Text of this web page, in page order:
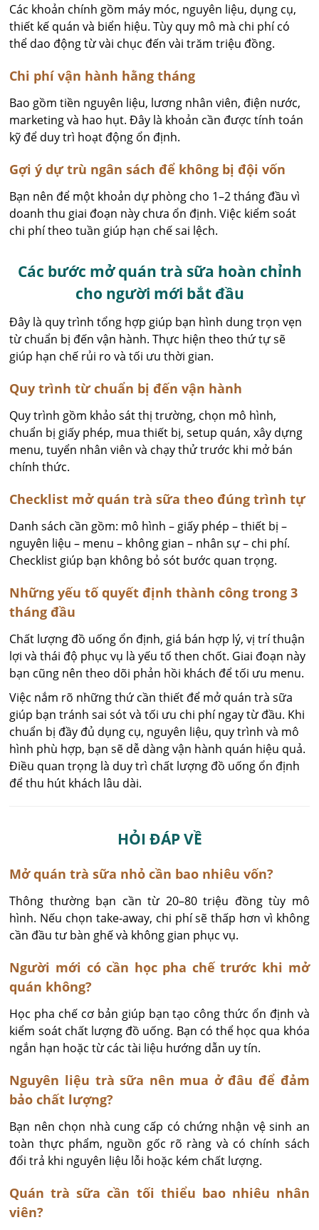
Các khoản chính gồm máy móc, nguyên liệu, dụng cụ,
thiết kế quán và biển hiệu. Tùy quy mô mà chi phí có
thể dao động từ vài chục đến vài trăm triệu đồng.
Chi phí vận hành hằng tháng
Bao gồm tiền nguyên liệu, lương nhân viên, điện nước,
marketing và hao hụt. Đây là khoản cần được tính toán
kỹ để duy trì hoạt động ổn định.
Gợi ý dự trù ngân sách để không bị đội vốn
Bạn nên để một khoản dự phòng cho 1–2 tháng đầu vì
doanh thu giai đoạn này chưa ổn định. Việc kiểm soát
chi phí theo tuần giúp hạn chế sai lệch.
Các bước mở quán trà sữa hoàn chỉnh
cho người mới bắt đầu
Đây là quy trình tổng hợp giúp bạn hình dung trọn vẹn
từ chuẩn bị đến vận hành. Thực hiện theo thứ tự sẽ
giúp hạn chế rủi ro và tối ưu thời gian.
Quy trình từ chuẩn bị đến vận hành
Quy trình gồm khảo sát thị trường, chọn mô hình,
chuẩn bị giấy phép, mua thiết bị, setup quán, xây dựng
menu, tuyển nhân viên và chạy thử trước khi mở bán
chính thức.
Checklist mở quán trà sữa theo đúng trình tự
Danh sách cần gồm: mô hình – giấy phép – thiết bị –
nguyên liệu – menu – không gian – nhân sự – chi phí.
Checklist giúp bạn không bỏ sót bước quan trọng.
Những yếu tố quyết định thành công trong 3
tháng đầu
Chất lượng đồ uống ổn định, giá bán hợp lý, vị trí thuận
lợi và thái độ phục vụ là yếu tố then chốt. Giai đoạn này
bạn cũng nên theo dõi phản hồi khách để tối ưu menu.
Việc nắm rõ những thứ cần thiết để mở quán trà sữa
giúp bạn tránh sai sót và tối ưu chi phí ngay từ đầu. Khi
chuẩn bị đầy đủ dụng cụ, nguyên liệu, quy trình và mô
hình phù hợp, bạn sẽ dễ dàng vận hành quán hiệu quả.
Điều quan trọng là duy trì chất lượng đồ uống ổn định
để thu hút khách lâu dài.
HỎI ĐÁP VỀ
Mở quán trà sữa nhỏ cần bao nhiêu vốn?
Thông thường bạn cần từ 20–80 triệu đồng tùy mô
hình. Nếu chọn take-away, chi phí sẽ thấp hơn vì không
cần đầu tư bàn ghế và không gian phục vụ.
Người mới có cần học pha chế trước khi mở
quán không?
Học pha chế cơ bản giúp bạn tạo công thức ổn định và
kiểm soát chất lượng đồ uống. Bạn có thể học qua khóa
ngắn hạn hoặc từ các tài liệu hướng dẫn uy tín.
Nguyên liệu trà sữa nên mua ở đâu để đảm
bảo chất lượng?
Bạn nên chọn nhà cung cấp có chứng nhận vệ sinh an
toàn thực phẩm, nguồn gốc rõ ràng và có chính sách
đổi trả khi nguyên liệu lỗi hoặc kém chất lượng.
Quán trà sữa cần tối thiểu bao nhiêu nhân
viên?